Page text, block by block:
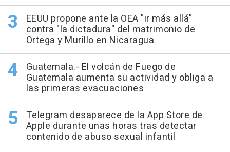
EEUU propone ante la OEA "ir más allá"
contra "la dictadura" del matrimonio de
Ortega y Murillo en Nicaragua
Guatemala.- El volcán de Fuego de
Guatemala aumenta su actividad y obliga a
las primeras evacuaciones
Telegram desaparece de la App Store de
Apple durante unas horas tras detectar
contenido de abuso sexual infantil